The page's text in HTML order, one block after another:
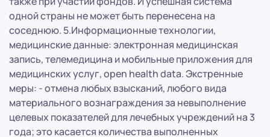
одной страны не может быть перенесена на
соседнюю. 5.Информационные технологии,
медицинские данные: электронная медицинская
запись, телемедицина и мобильные приложения для
медицинских услуг, open health data. Экстренные
меры: - отмена любых взысканий, любого вида
материального вознаграждения за невыполнение
целевых показателей для лечебных учреждений на 3
года; это касается количества выполненных